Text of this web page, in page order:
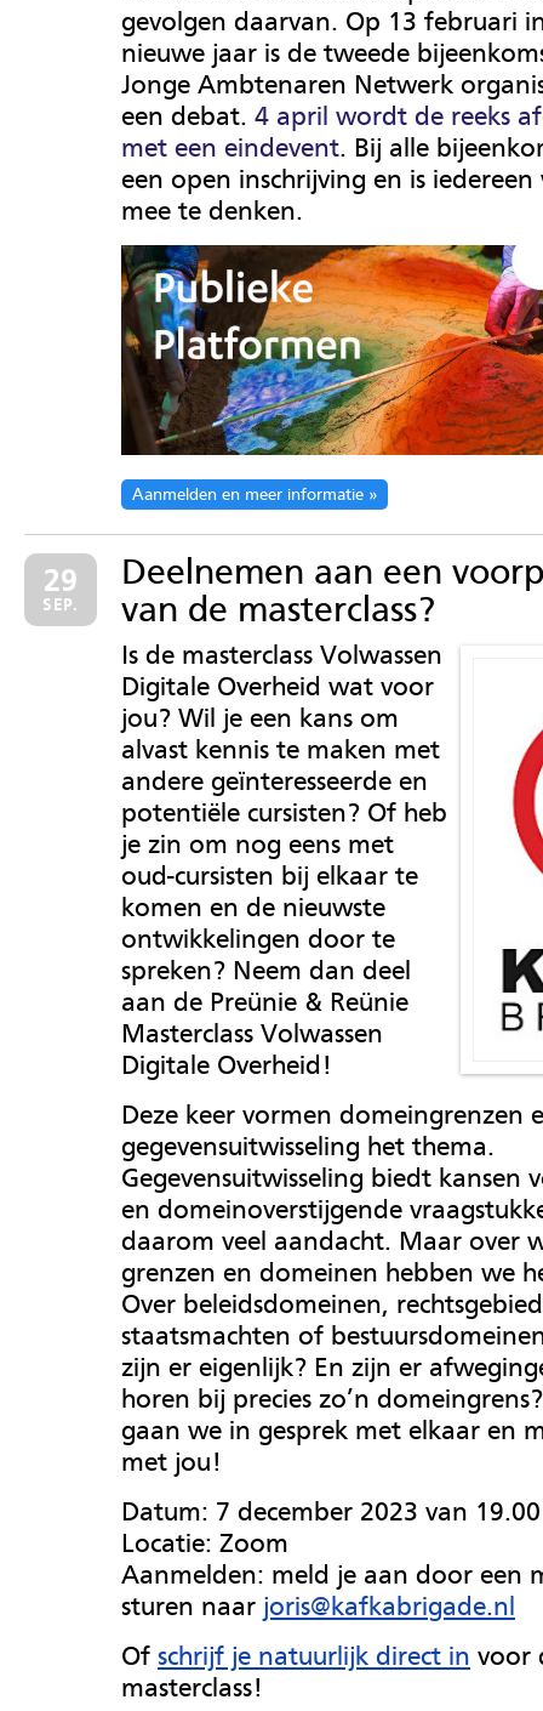
gevolgen daarvan. Op 13 februari
nieuwe jaar is de tweede
Jonge Ambtenaren Netwerk
een debat. 4 april wordt de reeks
met een eindevent. Bij alle
een open inschrijving en is
mee te denken.
Aanmelden en meer informatie
Deelnemen aan een
van de masterclass?
29
SEP.
Is de masterclass Volwassen
Digitale Overheid wat voor
jou? Wil je een kans om
alvast kennis te maken met
andere geïnteresseerde en
potentiële cursisten? Of heb
je zin om nog eens met
oud-cursisten bij elkaar te
komen en de nieuwste
ontwikkelingen door te
spreken? Neem dan deel
aan de Preünie & Reünie
Masterclass Volwassen
Digitale Overheid!
Deze keer vormen domeingrenzen
gegevensuitwisseling het thema.
Gegevensuitwisseling biedt kansen
en domeinoverstijgende
daarom veel aandacht. Maar over
grenzen en domeinen hebben we
Over beleidsdomeinen,
staatsmachten of
zijn er eigenlijk? En zijn er
horen bij precies zo’n
gaan we in gesprek met elkaar en
met jou!
Datum: 7 december 2023 van
Locatie: Zoom
Aanmelden: meld je aan door een
sturen naar joris@kafkabrigade.nl
Of schrijf je natuurlijk direct in voor
masterclass!